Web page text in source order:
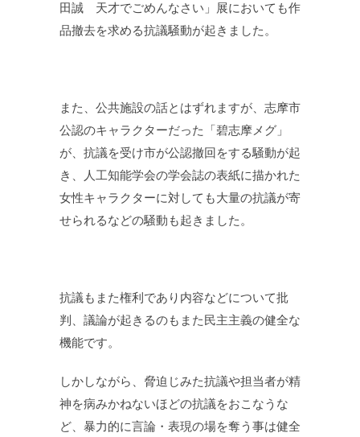
田誠 天才でごめんなさい」展においても作
品撤去を求める抗議騒動が起きました。
また、公共施設の話とはずれますが、志摩市
公認のキャラクターだった「碧志摩メグ」
が、抗議を受け市が公認撤回をする騒動が起
き、人工知能学会の学会誌の表紙に描かれた
女性キャラクターに対しても大量の抗議が寄
せられるなどの騒動も起きました。
抗議もまた権利であり内容などについて批
判、議論が起きるのもまた民主主義の健全な
機能です。
しかしながら、脅迫じみた抗議や担当者が精
神を病みかねないほどの抗議をおこなうな
ど、暴力的に言論・表現の場を奪う事は健全